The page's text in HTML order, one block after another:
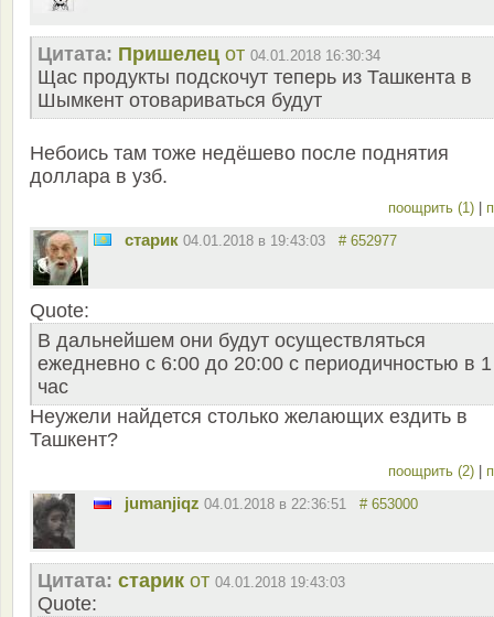
Цитата: Пришелец от 04.01.2018 16:30:34
Щас продукты подскочут теперь из Ташкента в
Шымкент отовариваться будут
Небоись там тоже недёшево после поднятия
доллара в узб.
поощрить (1)
старик 04.01.2018 в 19:43:03 # 652977
Quote:
В дальнейшем они будут осуществляться
ежедневно с 6:00 до 20:00 с периодичностью в 1
час
Неужели найдется столько желающих ездить в
Ташкент?
поощрить (2)
jumanjiqz 04.01.2018 в 22:36:51 # 653000
Цитата: старик от 04.01.2018 19:43:03
Quote: